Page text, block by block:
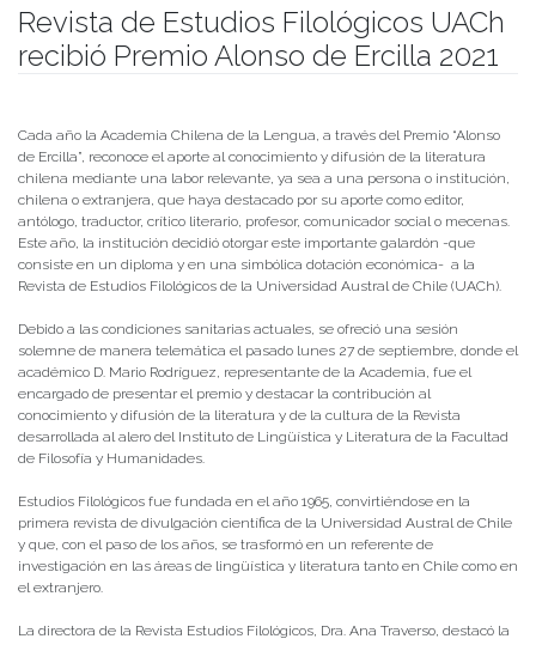
Revista de Estudios Filológicos UACh
recibió Premio Alonso de Ercilla 2021
Cada año la Academia Chilena de la Lengua, a través del Premio “Alonso
de Ercilla”, reconoce el aporte al conocimiento y difusión de la literatura
chilena mediante una labor relevante, ya sea a una persona o institución,
chilena o extranjera, que haya destacado por su aporte como editor,
antólogo, traductor, crítico literario, profesor, comunicador social o mecenas.
Este año, la institución decidió otorgar este importante galardón -que
consiste en un diploma y en una simbólica dotación económica- a la
Revista de Estudios Filológicos de la Universidad Austral de Chile (UACh).
Debido a las condiciones sanitarias actuales, se ofreció una sesión
solemne de manera telemática el pasado lunes 27 de septiembre, donde el
académico D. Mario Rodríguez, representante de la Academia, fue el
encargado de presentar el premio y destacar la contribución al
conocimiento y difusión de la literatura y de la cultura de la Revista
desarrollada al alero del Instituto de Lingüística y Literatura de la Facultad
de Filosofía y Humanidades.
Estudios Filológicos fue fundada en el año 1965, convirtiéndose en la
primera revista de divulgación científica de la Universidad Austral de Chile
y que, con el paso de los años, se trasformó en un referente de
investigación en las áreas de lingüística y literatura tanto en Chile como en
el extranjero.
La directora de la Revista Estudios Filológicos, Dra. Ana Traverso, destacó la